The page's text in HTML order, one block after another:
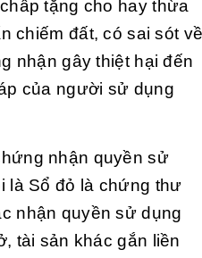
tặng cho hay thừa
chiếm đất, có sai sót
nhận gây thiệt hại đến
của người sử dụng
nhận quyền sử
là Sổ đỏ là chứng thư
nhận quyền sử dụng
tài sản khác gắn liền